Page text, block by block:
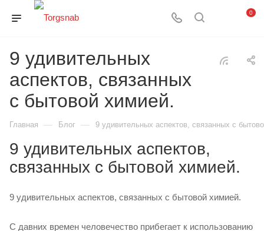
0
9 удивительных
аспектов, связанных
с бытовой химией.
Главная — Блог — 9 удивительных аспектов, связанных с
9 удивительных аспектов,
связанных с бытовой химией.
9 удивительных аспектов, связанных с бытовой химией.
С давних времен человечество прибегает к использованию